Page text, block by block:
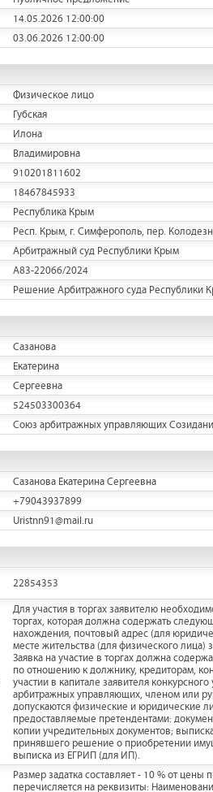
14.05.2026 12:00:00
03.06.2026 12:00:00
Физическое лицо
Губская
Илона
Владимировна
910201811602
18467845933
Республика Крым
Респ. Крым, г. Симферополь, пер.
Арбитражный суд Республики Крым
А83-22066/2024
Решение Арбитражного суда Республики
Сазанова
Екатерина
Сергеевна
524503300364
Союз арбитражных управляющих
Сазанова Екатерина Сергеевна
+79043937899
Uristnn91@mail.ru
22854353
Для участия в торгах заявителю
торгах, которая должна содержать
нахождения, почтовый адрес (для
месте жительства (для физического лица)
Заявка на участие в торгах должна
по отношению к должнику, кредиторам,
участии в капитале заявителя
арбитражных управляющих, членом или
допускаются физические и юридические
предоставляемые претендентами:
копии учредительных документов;
принявшего решение о приобретении
выписка из ЕГРИП (для ИП).
Размер задатка составляет - 10 % от
перечисляется на реквизиты: